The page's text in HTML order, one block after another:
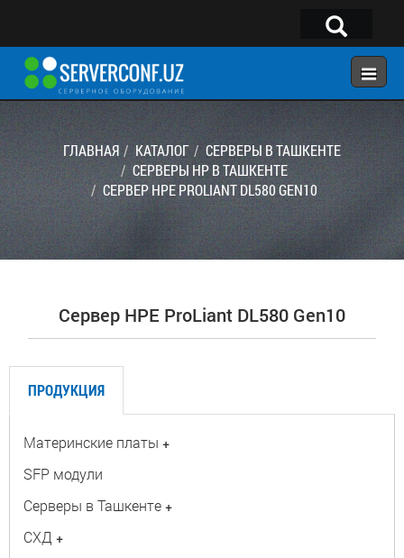
×
ГЛАВНАЯ
КОНФИГУРАТОР
КАТАЛОГ
Telegram:@serverconf_uz
Тел: (90) 932-18-00
ГЛАВНАЯ КАТАЛОГ
СЕРВЕРЫ В ТАШКЕНТЕ
СЕРВЕРЫ HP В ТАШКЕНТЕ
СЕРВЕР HPE PROLIANT DL580 GEN10
Сервер HPE ProLiant DL580 Gen10
ПРОДУКЦИЯ
Материнские платы +
SFP модули
Серверы в Ташкенте +
СХД +